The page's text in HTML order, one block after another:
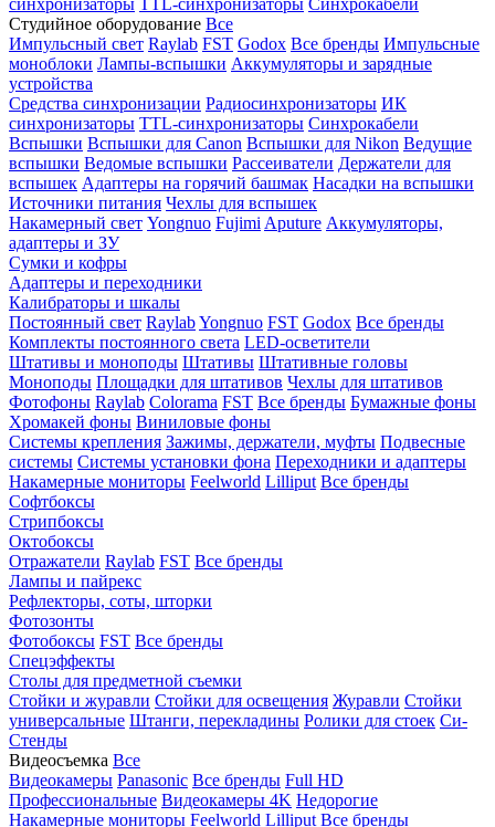
синхронизаторы TTL-синхронизаторы Синхрокабели
Студийное оборудование Все
Импульсный свет Raylab FST Godox Все бренды Импульсные
моноблоки Лампы-вспышки Аккумуляторы и зарядные
устройства
Средства синхронизации Радиосинхронизаторы ИК
синхронизаторы TTL-синхронизаторы Синхрокабели
Вспышки Вспышки для Canon Вспышки для Nikon Ведущие
вспышки Ведомые вспышки Рассеиватели Держатели для
вспышек Адаптеры на горячий башмак Насадки на вспышки
Источники питания Чехлы для вспышек
Накамерный свет Yongnuo Fujimi Aputure Аккумуляторы,
адаптеры и ЗУ
Сумки и кофры
Адаптеры и переходники
Калибраторы и шкалы
Постоянный свет RaylabYongnuo FST Godox Все бренды
Комплекты постоянного света LED-осветители
Штативы и моноподы Штативы Штативные головы
Моноподы Площадки для штативов Чехлы для штативов
Фотофоны Raylab Colorama FST Все бренды Бумажные фоны
Хромакей фоны Виниловые фоны
Системы крепления Зажимы, держатели, муфты Подвесные
системы Системы установки фона Переходники и адаптеры
Накамерные мониторы Feelworld Lilliput Все бренды
Софтбоксы
Стрипбоксы
Октобоксы
Отражатели Raylab FST Все бренды
Лампы и пайрекс
Рефлекторы, соты, шторки
Фотозонты
Фотобоксы FST Все бренды
Спецэффекты
Столы для предметной съемки
Стойки и журавли Стойки для освещения Журавли Стойки
универсальные Штанги, перекладины Ролики для стоек Си-
Стенды
Видеосъемка Все
Видеокамеры Panasonic Все бренды Full HD
Профессиональные Видеокамеры 4K Недорогие
Накамерные мониторы Feelworld Lilliput Все бренды